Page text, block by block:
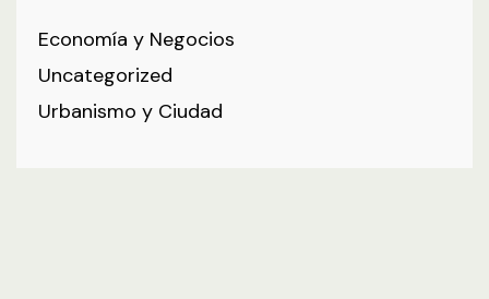
Economía y Negocios
Uncategorized
Urbanismo y Ciudad